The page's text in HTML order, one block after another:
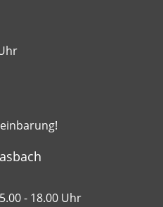
- 18.00 Uhr